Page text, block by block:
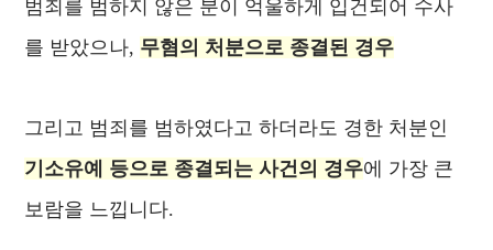
범죄를 범하지 않은 분이 억울하게 입건되어 수사
를 받았으나, 무혐의 처분으로 종결된 경우
그리고 범죄를 범하였다고 하더라도 경한 처분인
기소유예 등으로 종결되는 사건의 경우에 가장 큰
보람을 느낍니다.